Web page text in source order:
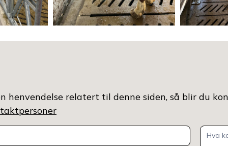
henvendelse relatert til denne siden, så blir du